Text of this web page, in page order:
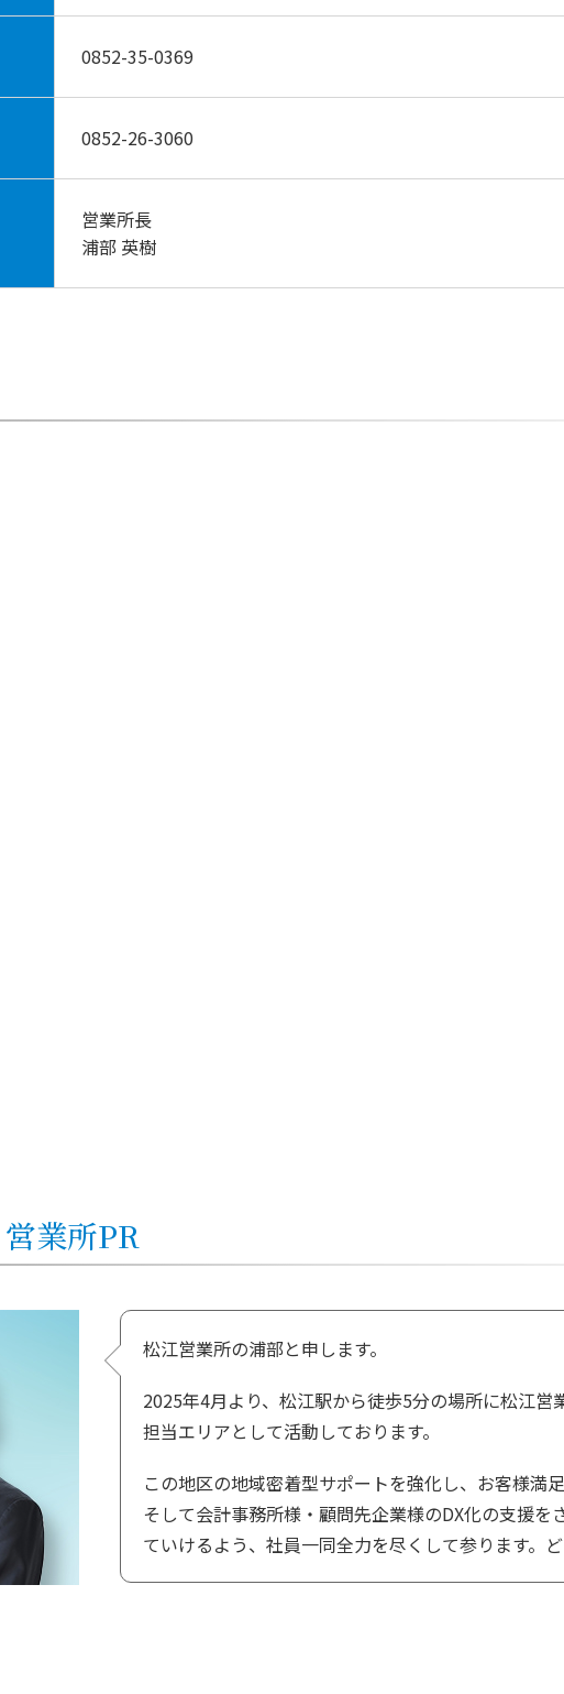
0852-35-0369
0852-26-3060
営業所長
浦部 英樹
営業所PR
松江営業所の浦部と申します。
2025年4月より、松江駅から徒歩5分の場所に松江
担当エリアとして活動しております。
この地区の地域密着型サポートを強化し、お客様満
そして会計事務所様・顧問先企業様のDX化の支援を
ていけるよう、社員一同全力を尽くして参ります。